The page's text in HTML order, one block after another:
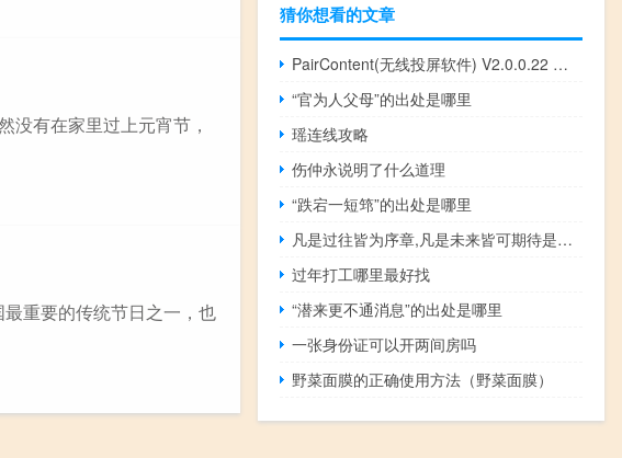
没有在家里过上元宵节，
重要的传统节日之一，也
猜你想看的文章
PairContent(无线投屏软件) V2.0.0.22 官方版（PairContent(无线投屏软件) V2.0.0.22 官方版功能简介）
“官为人父母”的出处是哪里
瑶连线攻略
伤仲永说明了什么道理
“跌宕一短筇”的出处是哪里
凡是过往皆为序章,凡是未来皆可期待是什么意思
过年打工哪里最好找
“潜来更不通消息”的出处是哪里
一张身份证可以开两间房吗
野菜面膜的正确使用方法（野菜面膜）